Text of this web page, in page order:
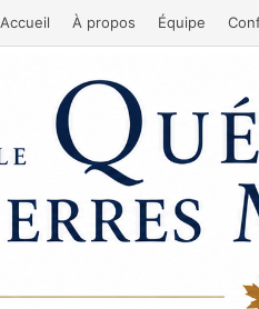
Accueil À propos Équipe